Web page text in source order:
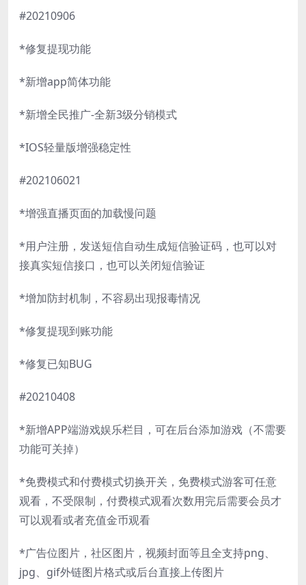
#20210906
*修复提现功能
*新增app简体功能
*新增全民推广-全新3级分销模式
*IOS轻量版增强稳定性
#202106021
*增强直播页面的加载慢问题
*用户注册，发送短信自动生成短信验证码，也可以对
接真实短信接口，也可以关闭短信验证
*增加防封机制，不容易出现报毒情况
*修复提现到账功能
*修复已知BUG
#20210408
*新增APP端游戏娱乐栏目，可在后台添加游戏（不需要
功能可关掉）
*免费模式和付费模式切换开关，免费模式游客可任意
观看，不受限制，付费模式观看次数用完后需要会员才
可以观看或者充值金币观看
*广告位图片，社区图片，视频封面等且全支持png、
jpg、gif外链图片格式或后台直接上传图片